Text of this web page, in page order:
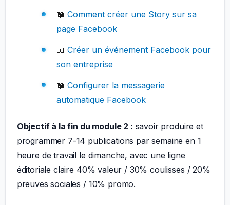
📖 Comment créer une Story sur sa
page Facebook
📖 Créer un événement Facebook pour
son entreprise
📖 Configurer la messagerie
automatique Facebook
Objectif à la fin du module 2 : savoir produire et
programmer 7-14 publications par semaine en 1
heure de travail le dimanche, avec une ligne
éditoriale claire 40% valeur / 30% coulisses / 20%
preuves sociales / 10% promo.